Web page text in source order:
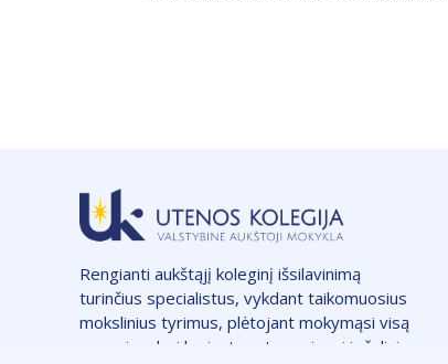
Rengianti aukštąjį koleginį išsilavinimą
turinčius specialistus, vykdant taikomuosius
mokslinius tyrimus, plėtojant mokymąsi visą
gyvenimą bei kuriant vertę regionui ir šaliai.